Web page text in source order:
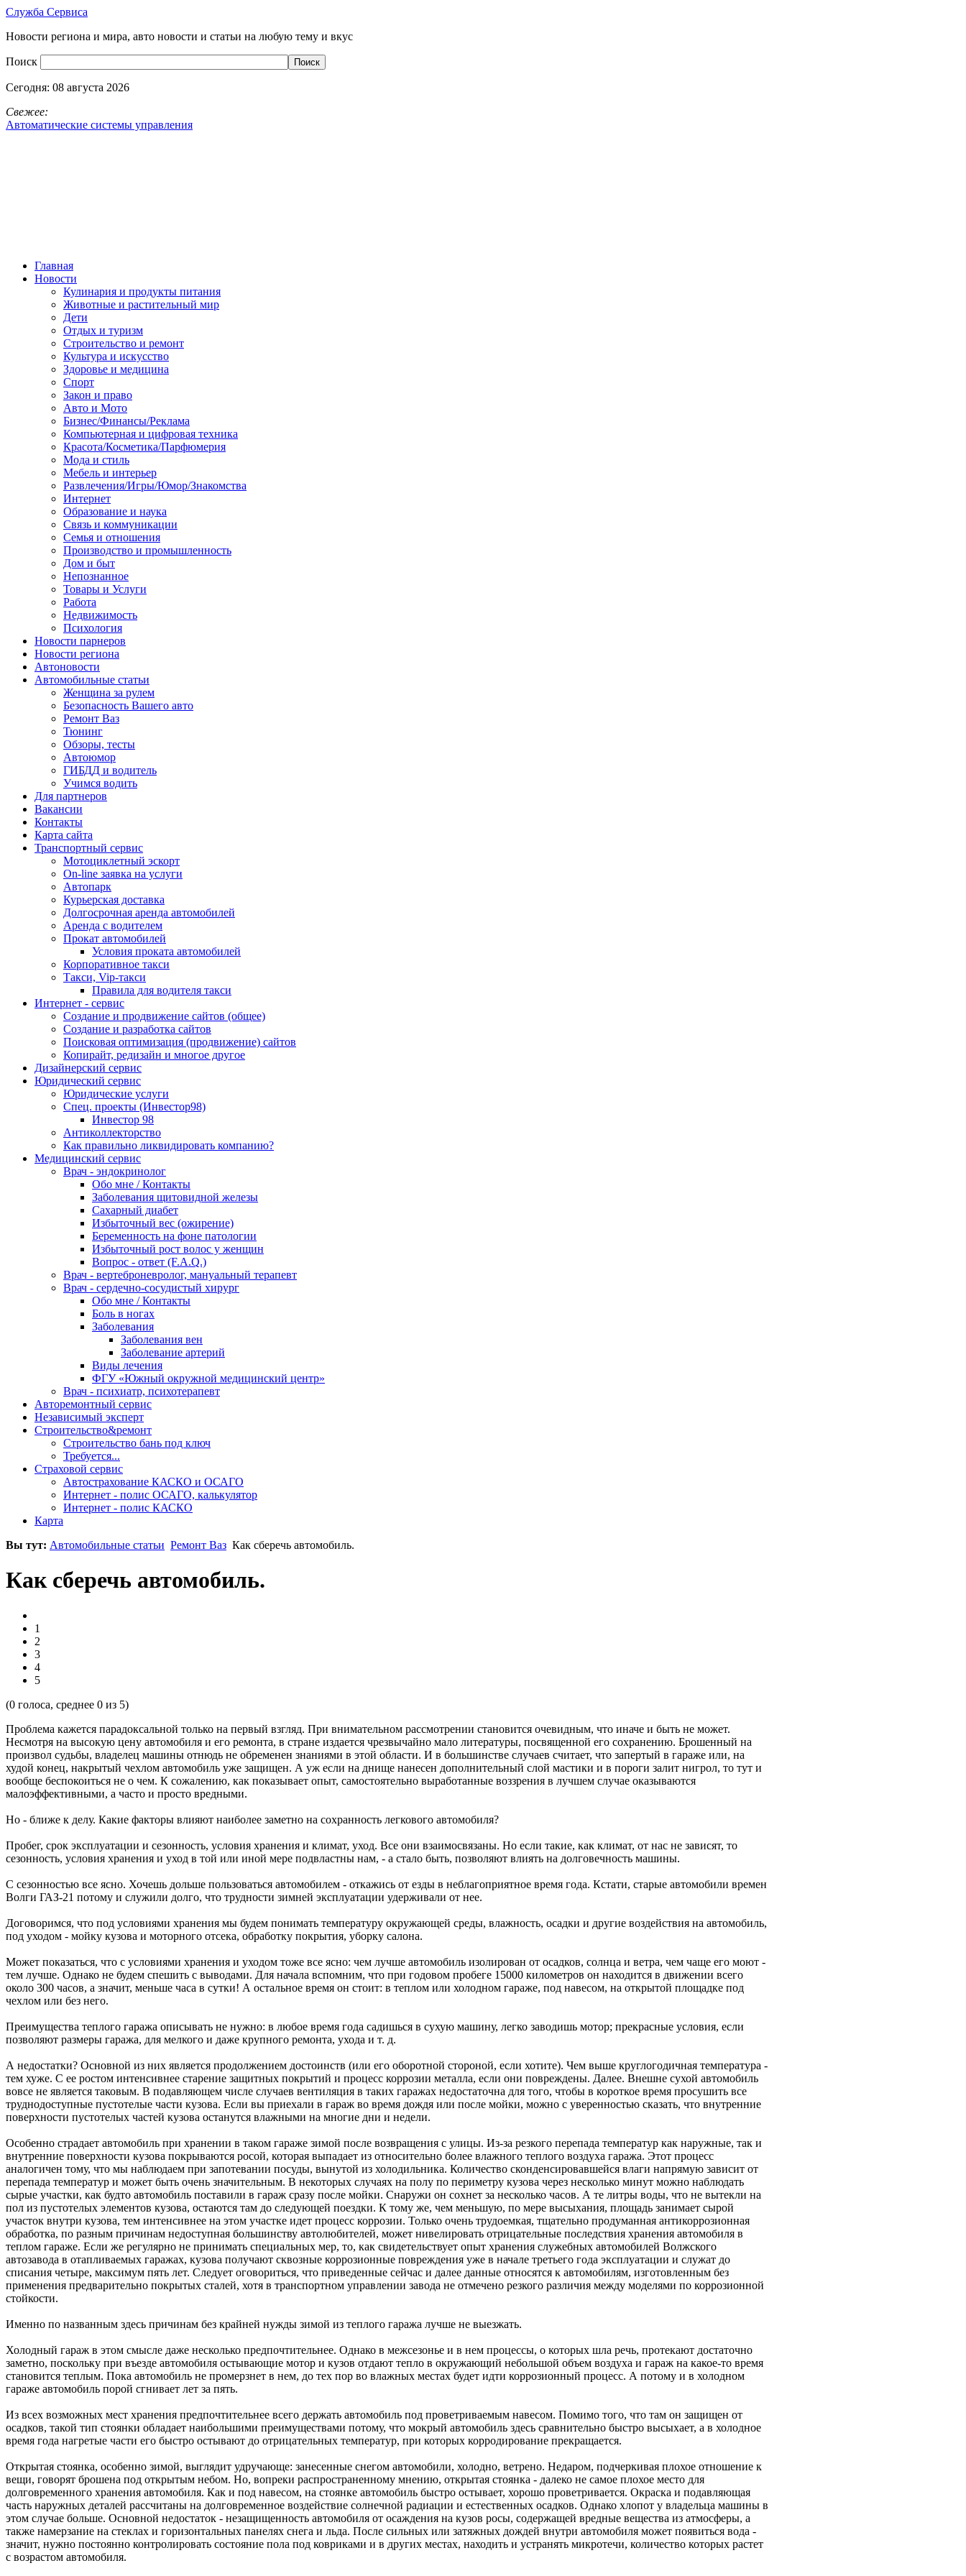
Служба Сервиса
Новости региона и мира, авто новости и статьи на любую тему и вкус
Поиск
Сегодня: 08 августа 2026
Свежее:
Автоматические системы управления
Главная
Новости
Кулинария и продукты питания
Животные и растительный мир
Дети
Отдых и туризм
Строительство и ремонт
Культура и искусство
Здоровье и медицина
Спорт
Закон и право
Авто и Мото
Бизнес/Финансы/Реклама
Компьютерная и цифровая техника
Красота/Косметика/Парфюмерия
Мода и стиль
Мебель и интерьер
Развлечения/Игры/Юмор/Знакомства
Интернет
Образование и наука
Связь и коммуникации
Семья и отношения
Производство и промышленность
Дом и быт
Непознанное
Товары и Услуги
Работа
Недвижимость
Психология
Новости парнеров
Новости региона
Автоновости
Автомобильные статьи
Женщина за рулем
Безопасность Вашего авто
Ремонт Ваз
Тюнинг
Обзоры, тесты
Автоюмор
ГИБДД и водитель
Учимся водить
Для партнеров
Вакансии
Контакты
Карта сайта
Транспортный сервис
Мотоциклетный эскорт
On-line заявка на услуги
Автопарк
Курьерская доставка
Долгосрочная аренда автомобилей
Аренда с водителем
Прокат автомобилей
Условия проката автомобилей
Корпоративное такси
Такси, Vip-такси
Правила для водителя такси
Интернет - сервис
Создание и продвижение сайтов (общее)
Создание и разработка сайтов
Поисковая оптимизация (продвижение) сайтов
Копирайт, редизайн и многое другое
Дизайнерский сервис
Юридический сервис
Юридические услуги
Спец. проекты (Инвестор98)
Инвестор 98
Антиколлекторство
Как правильно ликвидировать компанию?
Медицинский сервис
Врач - эндокринолог
Обо мне / Контакты
Заболевания щитовидной железы
Сахарный диабет
Избыточный вес (ожирение)
Беременность на фоне патологии
Избыточный рост волос у женщин
Вопрос - ответ (F.A.Q.)
Врач - вертеброневролог, мануальный терапевт
Врач - сердечно-сосудистый хирург
Обо мне / Контакты
Боль в ногах
Заболевания
Заболевания вен
Заболевание артерий
Виды лечения
ФГУ «Южный окружной медицинский центр»
Врач - психиатр, психотерапевт
Авторемонтный сервис
Независимый эксперт
Строительство&ремонт
Строительство бань под ключ
Требуется...
Страховой сервис
Автострахование КАСКО и ОСАГО
Интернет - полис ОСАГО, калькулятор
Интернет - полис КАСКО
Карта
Вы тут: Автомобильные статьи Ремонт Ваз Как сберечь автомобиль.
Как сберечь автомобиль.
1
2
3
4
5
(0 голоса, среднее 0 из 5)
Проблема кажется парадоксальной только на первый взгляд. При внимательном рассмотрении становится очевидным, что иначе и быть не может.
Несмотря на высокую цену автомобиля и его ремонта, в стране издается чрезвычайно мало литературы, посвященной его сохранению. Брошенный на
произвол судьбы, владелец машины отнюдь не обременен знаниями в этой области. И в большинстве случаев считает, что запертый в гараже или, на
худой конец, накрытый чехлом автомобиль уже защищен. А уж если на днище нанесен дополнительный слой мастики и в пороги залит нигрол, то тут и
вообще беспокоиться не о чем. К сожалению, как показывает опыт, самостоятельно выработанные воззрения в лучшем случае оказываются
малоэффективными, а часто и просто вредными.
Но - ближе к делу. Какие факторы влияют наиболее заметно на сохранность легкового автомобиля?
Пробег, срок эксплуатации и сезонность, условия хранения и климат, уход. Все они взаимосвязаны. Но если такие, как климат, от нас не зависят, то
сезонность, условия хранения и уход в той или иной мере подвластны нам, - а стало быть, позволяют влиять на долговечность машины.
С сезонностью все ясно. Хочешь дольше пользоваться автомобилем - откажись от езды в неблагоприятное время года. Кстати, старые автомобили времен
Волги ГАЗ-21 потому и служили долго, что трудности зимней эксплуатации удерживали от нее.
Договоримся, что под условиями хранения мы будем понимать температуру окружающей среды, влажность, осадки и другие воздействия на автомобиль,
под уходом - мойку кузова и моторного отсека, обработку покрытия, уборку салона.
Может показаться, что с условиями хранения и уходом тоже все ясно: чем лучше автомобиль изолирован от осадков, солнца и ветра, чем чаще его моют -
тем лучше. Однако не будем спешить с выводами. Для начала вспомним, что при годовом пробеге 15000 километров он находится в движении всего
около 300 часов, а значит, меньше часа в сутки! А остальное время он стоит: в теплом или холодном гараже, под навесом, на открытой площадке под
чехлом или без него.
Преимущества теплого гаража описывать не нужно: в любое время года садишься в сухую машину, легко заводишь мотор; прекрасные условия, если
позволяют размеры гаража, для мелкого и даже крупного ремонта, ухода и т. д.
А недостатки? Основной из них является продолжением достоинств (или его оборотной стороной, если хотите). Чем выше круглогодичная температура -
тем хуже. С ее ростом интенсивнее старение защитных покрытий и процесс коррозии металла, если они повреждены. Далее. Внешне сухой автомобиль
вовсе не является таковым. В подавляющем числе случаев вентиляция в таких гаражах недостаточна для того, чтобы в короткое время просушить все
труднодоступные пустотелые части кузова. Если вы приехали в гараж во время дождя или после мойки, можно с уверенностью сказать, что внутренние
поверхности пустотелых частей кузова останутся влажными на многие дни и недели.
Особенно страдает автомобиль при хранении в таком гараже зимой после возвращения с улицы. Из-за резкого перепада температур как наружные, так и
внутренние поверхности кузова покрываются росой, которая выпадает из относительно более влажного теплого воздуха гаража. Этот процесс
аналогичен тому, что мы наблюдаем при запотевании посуды, вынутой из холодильника. Количество сконденсировавшейся влаги напрямую зависит от
перепада температур и может быть очень значительным. В некоторых случаях на полу по периметру кузова через несколько минут можно наблюдать
сырые участки, как будто автомобиль поставили в гараж сразу после мойки. Снаружи он сохнет за несколько часов. А те литры воды, что не вытекли на
пол из пустотелых элементов кузова, остаются там до следующей поездки. К тому же, чем меньшую, по мере высыхания, площадь занимает сырой
участок внутри кузова, тем интенсивнее на этом участке идет процесс коррозии. Только очень трудоемкая, тщательно продуманная антикоррозионная
обработка, по разным причинам недоступная большинству автолюбителей, может нивелировать отрицательные последствия хранения автомобиля в
теплом гараже. Если же регулярно не принимать специальных мер, то, как свидетельствует опыт хранения служебных автомобилей Волжского
автозавода в отапливаемых гаражах, кузова получают сквозные коррозионные повреждения уже в начале третьего года эксплуатации и служат до
списания четыре, максимум пять лет. Следует оговориться, что приведенные сейчас и далее данные относятся к автомобилям, изготовленным без
применения предварительно покрытых сталей, хотя в транспортном управлении завода не отмечено резкого различия между моделями по коррозионной
стойкости.
Именно по названным здесь причинам без крайней нужды зимой из теплого гаража лучше не выезжать.
Холодный гараж в этом смысле даже несколько предпочтительнее. Однако в межсезонье и в нем процессы, о которых шла речь, протекают достаточно
заметно, поскольку при въезде автомобиля остывающие мотор и кузов отдают тепло в окружающий небольшой объем воздуха и гараж на какое-то время
становится теплым. Пока автомобиль не промерзнет в нем, до тех пор во влажных местах будет идти коррозионный процесс. А потому и в холодном
гараже автомобиль порой сгнивает лет за пять.
Из всех возможных мест хранения предпочтительнее всего держать автомобиль под проветриваемым навесом. Помимо того, что там он защищен от
осадков, такой тип стоянки обладает наибольшими преимуществами потому, что мокрый автомобиль здесь сравнительно быстро высыхает, а в холодное
время года нагретые части его быстро остывают до отрицательных температур, при которых корродирование прекращается.
Открытая стоянка, особенно зимой, выглядит удручающе: занесенные снегом автомобили, холодно, ветрено. Недаром, подчеркивая плохое отношение к
вещи, говорят брошена под открытым небом. Но, вопреки распространенному мнению, открытая стоянка - далеко не самое плохое место для
долговременного хранения автомобиля. Как и под навесом, на стоянке автомобиль быстро остывает, хорошо проветривается. Окраска и подавляющая
часть наружных деталей рассчитаны на долговременное воздействие солнечной радиации и естественных осадков. Однако хлопот у владельца машины в
этом случае больше. Основной недостаток - незащищенность автомобиля от осаждения на кузов росы, содержащей вредные вещества из атмосферы, а
также намерзание на стеклах и горизонтальных панелях снега и льда. После сильных или затяжных дождей внутри автомобиля может появиться вода -
значит, нужно постоянно контролировать состояние пола под ковриками и в других местах, находить и устранять микротечи, количество которых растет
с возрастом автомобиля.